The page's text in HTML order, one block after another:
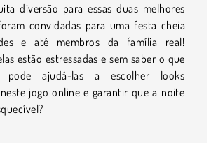
diversão para essas duas melhores
convidadas para uma festa cheia
e até membros da família real!
estão estressadas e sem saber o que
pode ajudá-las a escolher looks
jogo online e garantir que a noite